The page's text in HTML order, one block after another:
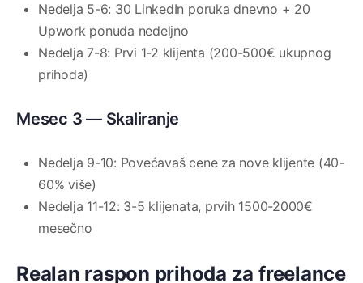
Nedelja 5-6: 30 LinkedIn poruka dnevno + 20
Upwork ponuda nedeljno
Nedelja 7-8: Prvi 1-2 klijenta (200-500€ ukupnog
prihoda)
Mesec 3 — Skaliranje
Nedelja 9-10: Povećavaš cene za nove klijente (40-
60% više)
Nedelja 11-12: 3-5 klijenata, prvih 1500-2000€
mesečno
Realan raspon prihoda za freelance